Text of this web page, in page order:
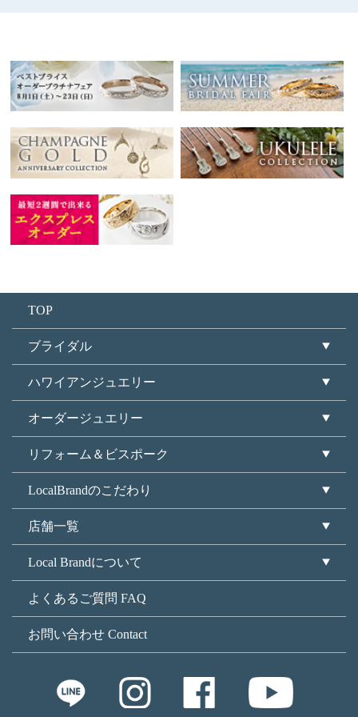
TOP
ブライダル
ハワイアンジュエリー
オーダージュエリー
リフォーム＆ビスポーク
LocalBrandのこだわり
店舗一覧
Local Brandについて
よくあるご質問 FAQ
お問い合わせ Contact